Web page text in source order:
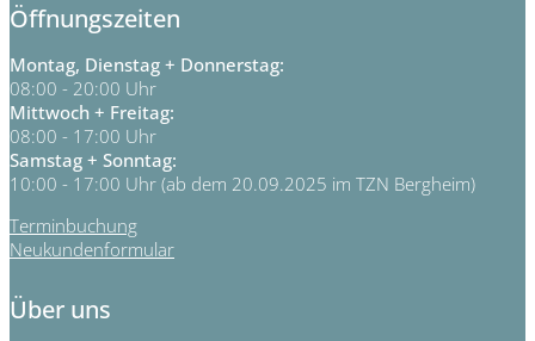
Öffnungszeiten
Montag, Dienstag + Donnerstag:
08:00 - 20:00 Uhr
Mittwoch + Freitag:
08:00 - 17:00 Uhr
Samstag + Sonntag:
10:00 - 17:00 Uhr (ab dem 20.09.2025 im TZN Bergheim)
Terminbuchung
Neukundenformular
Über uns